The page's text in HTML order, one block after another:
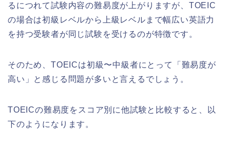
るにつれて試験内容の難易度が上がりますが、TOEIC
の場合は初級レベルから上級レベルまで幅広い英語力
を持つ受験者が同じ試験を受けるのが特徴です。
そのため、TOEICは初級〜中級者にとって「難易度が
高い」と感じる問題が多いと言えるでしょう。
TOEICの難易度をスコア別に他試験と比較すると、以
下のようになります。